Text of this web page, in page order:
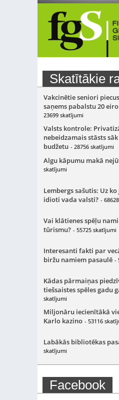
Skatītākie
Vakcinētie seniori
saņems pabalstu 20
23699 skatījumi
Valsts kontrole:
nebeidzamais stāsts
budžetu - 28756 skatījumi
Algu kāpumu makā
skatījumi
Lembergs sašutis: Uz
idioti vada valsti? -
Vai klātienes spēļu
tūrismu? - 55725 skatījumi
Interesanti fakti par
biržu namiem pasaulē -
Kādas pārmaiņas
tiešsaistes spēles gadu
skatījumi
Miljonāru iecienītākā
Karlo kazino - 53116
Labākās bibliotēkas
skatījumi
Facebook